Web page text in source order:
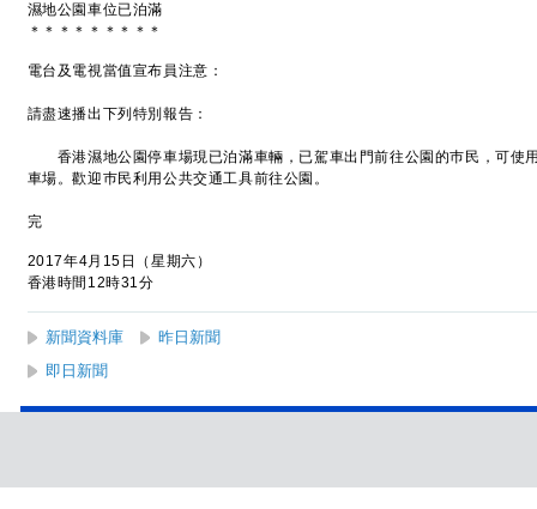
濕地公園車位已泊滿
＊ ＊ ＊ ＊ ＊ ＊ ＊ ＊ ＊
電台及電視當值宣布員注意：
請盡速播出下列特別報告：
香港濕地公園停車場現已泊滿車輛，已駕車出門前往公園的巿民，可使
車場。歡迎巿民利用公共交通工具前往公園。
完
2017年4月15日（星期六）
香港時間12時31分
新聞資料庫
昨日新聞
即日新聞